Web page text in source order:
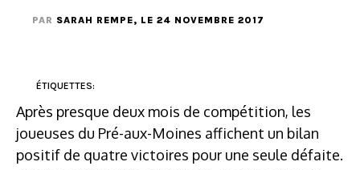
PAR SARAH REMPE, LE 24 NOVEMBRE 2017
ÉTIQUETTES:
Après presque deux mois de compétition, les
joueuses du Pré-aux-Moines affichent un bilan
positif de quatre victoires pour une seule défaite.